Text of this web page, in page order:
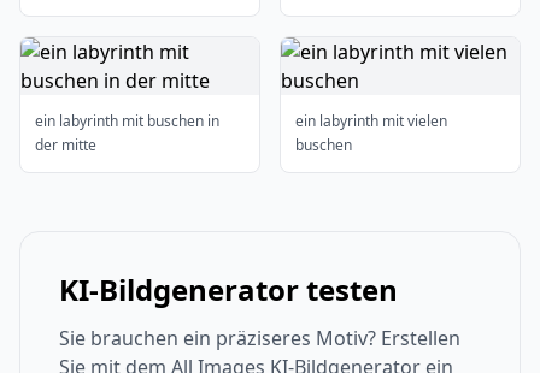
ein labyrinth mit buschen in
der mitte
ein labyrinth mit vielen
buschen
KI-Bildgenerator testen
Sie brauchen ein präziseres Motiv? Erstellen
Sie mit dem All Images KI-Bildgenerator ein